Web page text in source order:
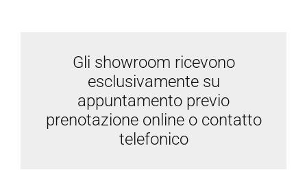
Gli showroom ricevono
esclusivamente su
appuntamento previo
prenotazione online o contatto
telefonico